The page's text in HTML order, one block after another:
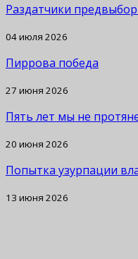
Раздатчики
04 июля 2026
Пиррова победа
27 июня 2026
Пять лет мы не
20 июня 2026
Попытка узурпации
13 июня 2026